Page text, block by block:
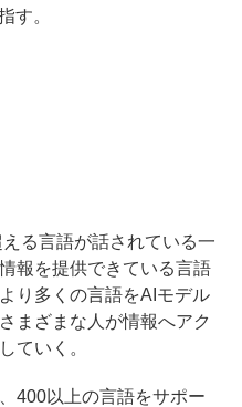
す。
る⾔語が話されている一
報を提供できている⾔語
り多くの言語をAIモデル
まざまな人が情報へアク
ていく。
400以上の⾔語をサポー